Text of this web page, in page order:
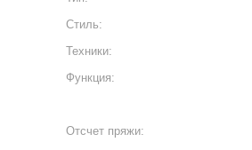
Стиль:
Техники:
Функция:
Отсчет пряжи: